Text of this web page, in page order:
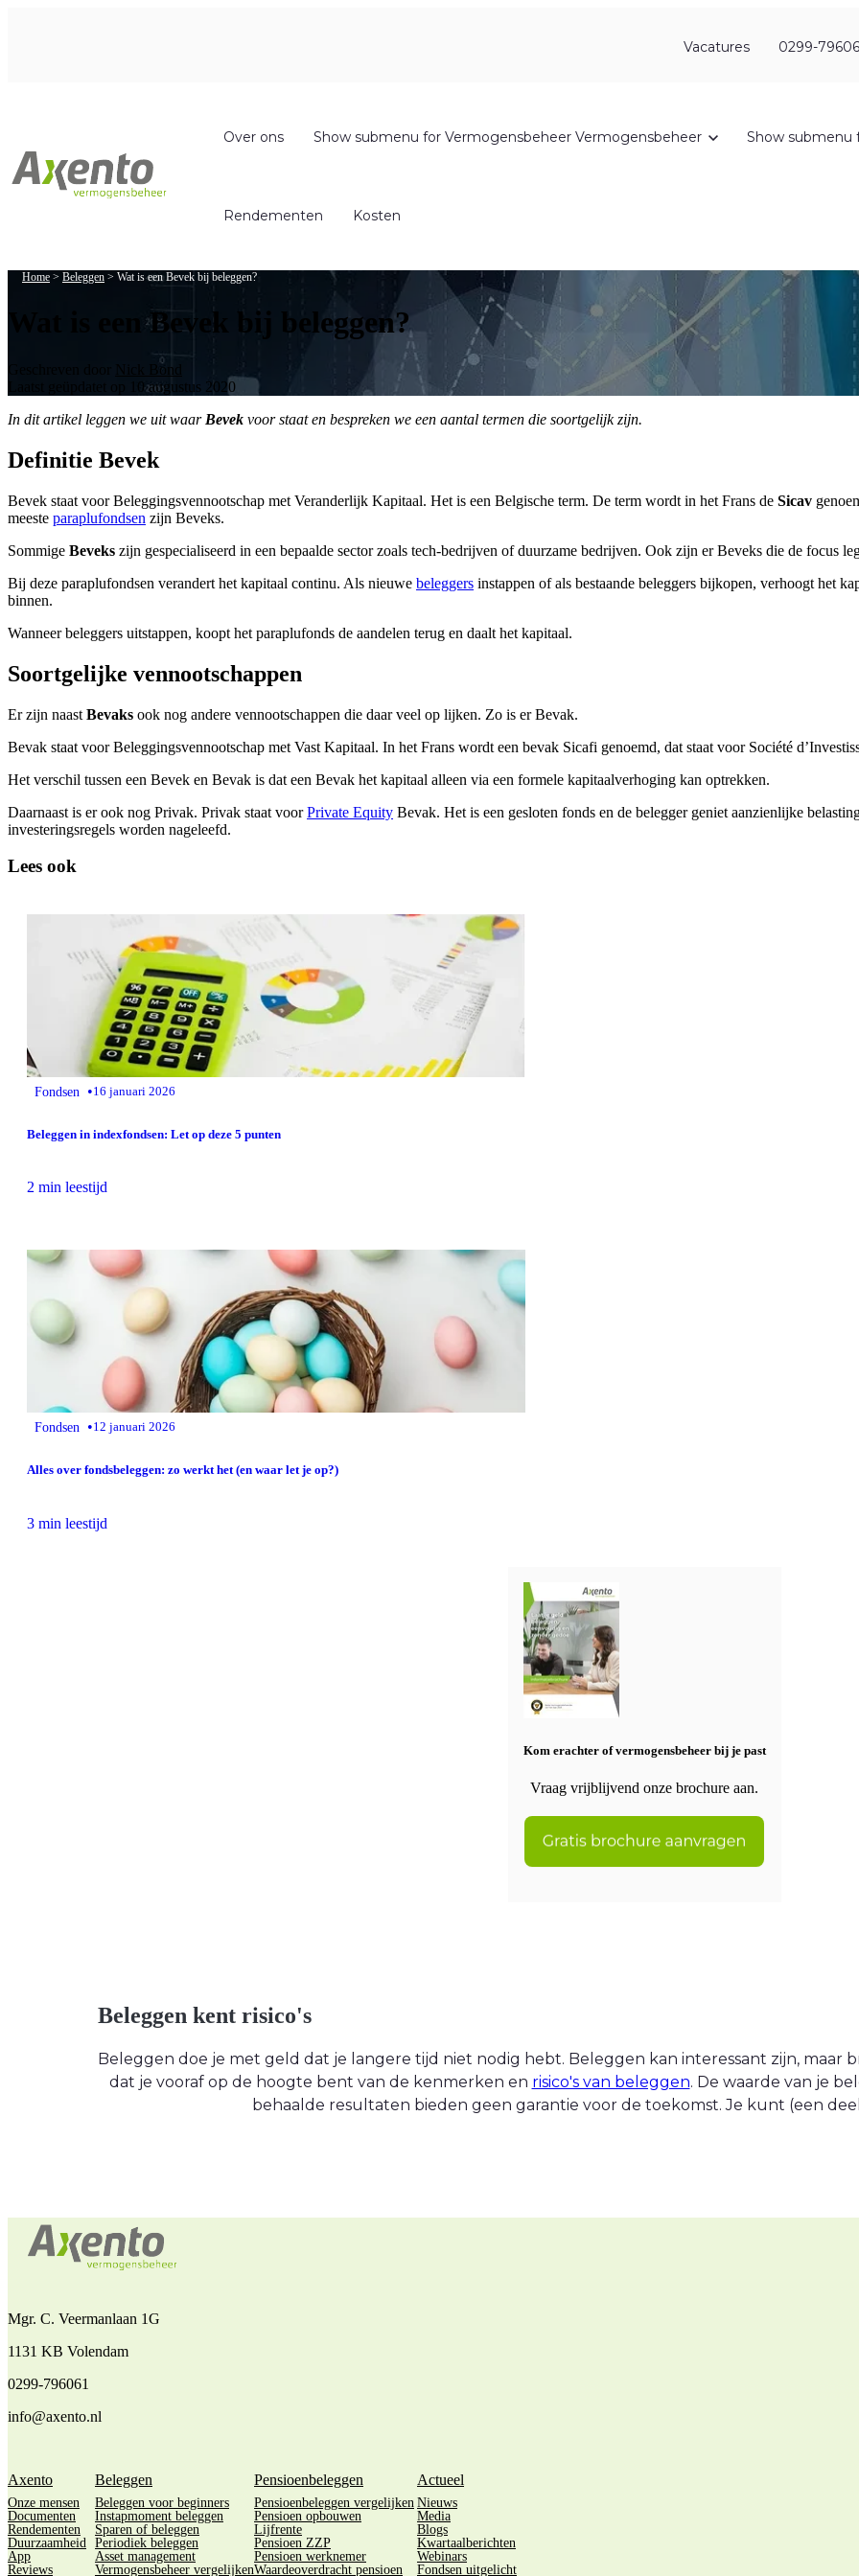
start
the
screen
shortcut
activates
the
reader
help
you
and
with
the
Vacatures 0299-
Over ons Show submenu for Vermogensbeheer Vermogensbeheer Show submenu
Rendementen Kosten
Home > Beleggen > Wat is een Bevek bij beleggen?
Wat is een Bevek bij beleggen?
Nick Bond
Laatst geüpdatet op 10 augustus 2020
In dit artikel leggen we uit waar Bevek voor staat en bespreken we een aantal termen die soortgelijk zijn.
Definitie Bevek
Bevek staat voor Beleggingsvennootschap met Veranderlijk Kapitaal. Het is een Belgische term. De term wordt in het Frans de Sicav
meeste paraplufondsen zijn Beveks.
Sommige Beveks zijn gespecialiseerd in een bepaalde sector zoals tech-bedrijven of duurzame bedrijven. Ook zijn er Beveks die de focus
Bij deze paraplufondsen verandert het kapitaal continu. Als nieuwe beleggers instappen of als bestaande beleggers bijkopen, verhoogt het
binnen.
Wanneer beleggers uitstappen, koopt het paraplufonds de aandelen terug en daalt het kapitaal.
Soortgelijke vennootschappen
Er zijn naast Bevaks ook nog andere vennootschappen die daar veel op lijken. Zo is er Bevak.
Bevak staat voor Beleggingsvennootschap met Vast Kapitaal. In het Frans wordt een bevak Sicafi genoemd, dat staat voor Société
Het verschil tussen een Bevek en Bevak is dat een Bevak het kapitaal alleen via een formele kapitaalverhoging kan optrekken.
Daarnaast is er ook nog Privak. Privak staat voorPrivate Equity Bevak. Het is een gesloten fonds en de belegger geniet aanzienlijke
investeringsregels worden nageleefd.
Lees ook
Fondsen •16 januari 2026
Beleggen in indexfondsen: Let op deze 5 punten
2 min leestijd
Fondsen •12 januari 2026
Alles over fondsbeleggen: zo werkt het (en waar let je op?)
3 min leestijd
Kom erachter of vermogensbeheer bij je past
Vraag vrijblijvend onze brochure aan.
Beleggen kent risico's
Beleggen doe je met geld dat je langere tijd niet nodig hebt. Beleggen kan interessant zijn, maar
dat je vooraf op de hoogte bent van de kenmerken en risico's van beleggen. De waarde van je
behaalde resultaten bieden geen garantie voor de toekomst. Je kunt (een
Mgr. C. Veermanlaan 1G
1131 KB Volendam
0299-796061
info@axento.nl
Axento
Onze mensen
Documenten
Rendementen
Duurzaamheid
App
Reviews
Beleggen
Beleggen voor beginners
Instapmoment beleggen
Sparen of beleggen
Periodiek beleggen
Asset management
Vermogensbeheer vergelijken
Pensioenbeleggen
Pensioenbeleggen vergelijken
Pensioen opbouwen
Lijfrente
Pensioen ZZP
Pensioen werknemer
Waardeoverdracht pensioen
Actueel
Nieuws
Media
Blogs
Kwartaalberichten
Webinars
Fondsen uitgelicht